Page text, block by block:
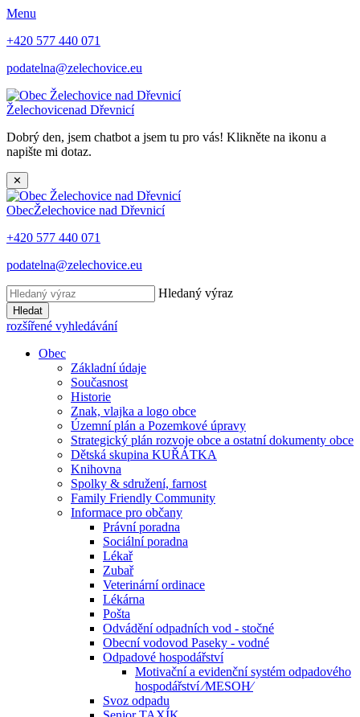
Menu
+420 577 440 071
podatelna@zelechovice.eu
Želechovicenad Dřevnicí
Dobrý den, jsem chatbot a jsem tu pro vás! Klikněte na ikonu a
napište mi dotaz.
✕
ObecŽelechovice nad Dřevnicí
+420 577 440 071
podatelna@zelechovice.eu
Hledaný výraz
Hledat
rozšířené vyhledávání
Obec
Základní údaje
Současnost
Historie
Znak, vlajka a logo obce
Územní plán a Pozemkové úpravy
Strategický plán rozvoje obce a ostatní dokumenty obce
Dětská skupina KUŘÁTKA
Knihovna
Spolky & sdružení, farnost
Family Friendly Community
Informace pro občany
Právní poradna
Sociální poradna
Lékař
Zubař
Veterinární ordinace
Lékárna
Pošta
Odvádění odpadních vod - stočné
Obecní vodovod Paseky - vodné
Odpadové hospodářství
Motivační a evidenční systém odpadového
hospodářství ⁄MESOH⁄
Svoz odpadu